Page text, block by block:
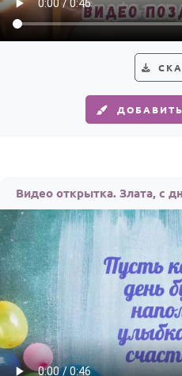
Видео открытка. Злата, с